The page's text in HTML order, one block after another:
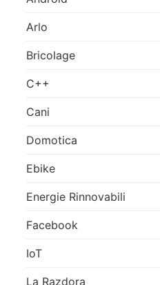
Arlo
Bricolage
C++
Cani
Domotica
Ebike
Energie Rinnovabili
Facebook
IoT
La Razdora